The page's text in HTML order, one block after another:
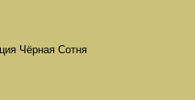
Чёрная Сотня